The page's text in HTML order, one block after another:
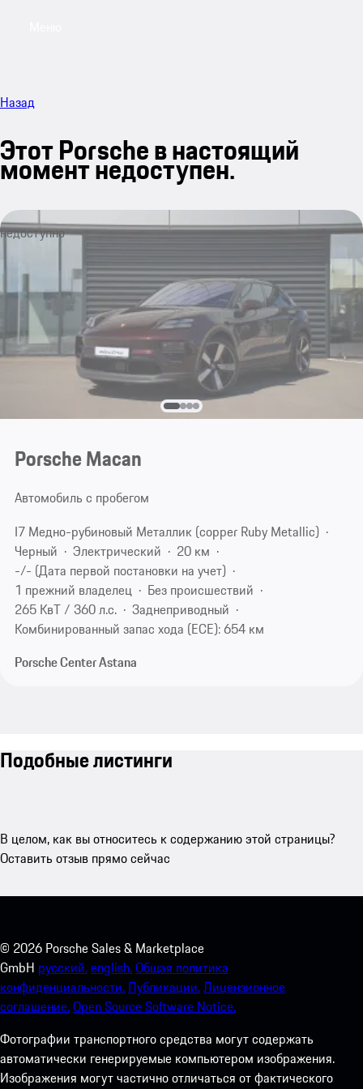
Назад
Этот Porsche в настоящий
момент недоступен.
недоступно
Porsche Macan
Автомобиль с пробегом
I7 Медно-рубиновый Металлик (copper Ruby Metallic)
Черный
Электрический
20 км
-/- (Дата первой постановки на учет)
1 прежний владелец
Без происшествий
265 КвТ / 360 л.с.
Заднеприводный
Комбинированный запас хода (ECE): 654 км
Porsche Center Astana
Подобные листинги
В целом, как вы относитесь к содержанию этой страницы?
Оставить отзыв прямо сейчас
© 2026 Porsche Sales & Marketplace
GmbH русский.english.Общая политика
конфиденциальности. Публикации.Лицензионное
соглашение.Open Source Software Notice.
Фотографии транспортного средства могут содержать
автоматически генерируемые компьютером изображения.
Изображения могут частично отличаться от фактического